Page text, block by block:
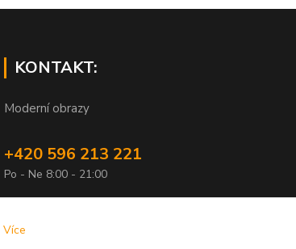
KONTAKT:
Moderní obrazy
+420 596 213 221
Po - Ne 8:00 - 21:00
Více